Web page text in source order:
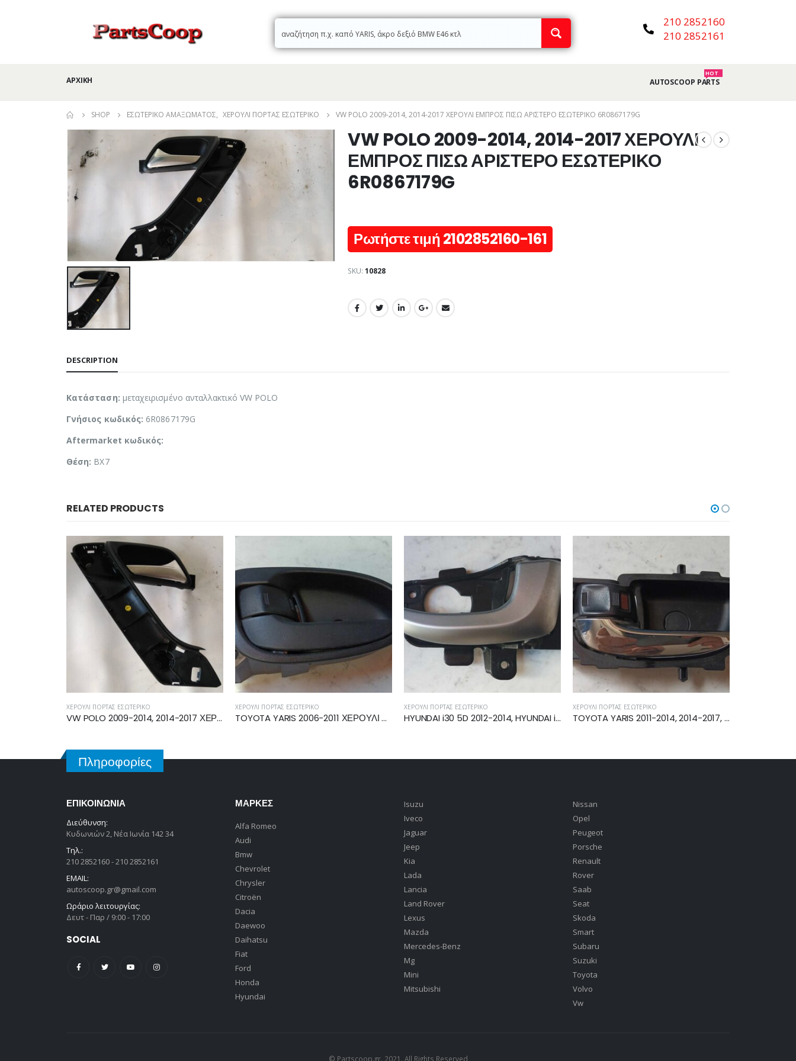
210 2852160
210 2852161
ΑΡΧΙΚΉ AUTOSCOOP PARTS
HOT
SHOP ΕΣΩΤΕΡΙΚΌ ΑΜΑΞΏΜΑΤΟΣ, ΧΕΡΟΎΛΙ ΠΌΡΤΑΣ ΕΣΩΤΕΡΙΚΌ VW POLO 2009-2014, 2014-2017 ΧΕΡΟΥΛΙ ΕΜΠΡΟΣ ΠΙΣΩ ΑΡΙΣΤΕΡΟ ΕΣΩΤΕΡΙΚΟ 6R0867179G
VW POLO 2009-2014, 2014-2017 ΧΕΡΟΥΛΙ
ΕΜΠΡΟΣ ΠΙΣΩ ΑΡΙΣΤΕΡΟ ΕΣΩΤΕΡΙΚΟ
6R0867179G
Ρωτήστε τιμή 2102852160-161
SKU: 10828
DESCRIPTION
Κατάσταση: μεταχειρισμένο ανταλλακτικό VW POLO
Γνήσιος κωδικός: 6R0867179G
Aftermarket κωδικός:
Θέση: BX7
RELATED PRODUCTS
VW POLO 2009-2014, 2014-2017 ΧΕΡΟΥΛΙ ΕΜΠΡΟΣ ΠΙΣΩ ΔΕΞΙΟ ΕΣΩΤΕΡΙΚΟ 6R0867180H
ΧΕΡΟΎΛΙ ΠΌΡΤΑΣ ΕΣΩΤΕΡΙΚΌ
TOYOTA YARIS 2006-2011 ΧΕΡΟΥΛΙ ΕΜΠΡΟΣ/ΠΙΣΩ ΕΣΩ ΑΡΙΣΤΕΡΟ 69206-0D90
ΧΕΡΟΎΛΙ ΠΌΡΤΑΣ ΕΣΩΤΕΡΙΚΌ
HYUNDAI i30 5D 2012-2014, HYUNDAI i30 5D 2014-2017 ΧΕΡΟΥΛΙ ΕΜΠΡΟΣ/ΠΙΣΩ ΔΕΞΙΟ ΕΣΩΤΕΡΙΚΟ 82623-GD000
ΧΕΡΟΎΛΙ ΠΌΡΤΑΣ ΕΣΩΤΕΡΙΚΌ
TOYOTA YARIS 2011-2014, 2014-2017, 2017-2020 ΧΕΡΟΥΛΙ ΕΜΠΡΟΣ ΑΡΙΣΤΕΡΟ ΕΣΩΤΕΡΙΚΟ 69206-0D280
ΧΕΡΟΎΛΙ ΠΌΡΤΑΣ ΕΣΩΤΕΡΙΚΌ
Πληροφορίες
ΕΠΙΚΟΙΝΩΝΊΑ
Διεύθυνση:
Κυδωνιών 2, Νέα Ιωνία 142 34
Τηλ.:
210 2852160 - 210 2852161
EMAIL:
autoscoop.gr@gmail.com
Ωράριο λειτουργίας:
Δευτ - Παρ / 9:00 - 17:00
SOCIAL
ΜΆΡΚΕΣ
Alfa Romeo
Audi
Bmw
Chevrolet
Chrysler
Citroën
Dacia
Daewoo
Daihatsu
Fiat
Ford
Honda
Hyundai
Isuzu
Iveco
Jaguar
Jeep
Kia
Lada
Lancia
Land Rover
Lexus
Mazda
Mercedes-Benz
Mg
Mini
Mitsubishi
Nissan
Opel
Peugeot
Porsche
Renault
Rover
Saab
Seat
Skoda
Smart
Subaru
Suzuki
Toyota
Volvo
Vw
© Partscoop.gr. 2021. All Rights Reserved